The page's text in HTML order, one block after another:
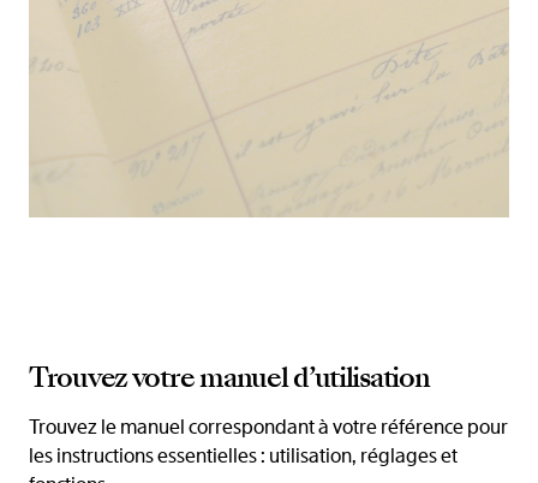
Trouvez votre manuel d’utilisation
Trouvez le manuel correspondant à votre référence pour
les instructions essentielles : utilisation, réglages et